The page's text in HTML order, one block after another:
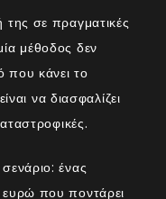
σε πραγματικές
μέθοδος δεν
που κάνει το
να διασφαλίζει
ένας
που ποντάρει